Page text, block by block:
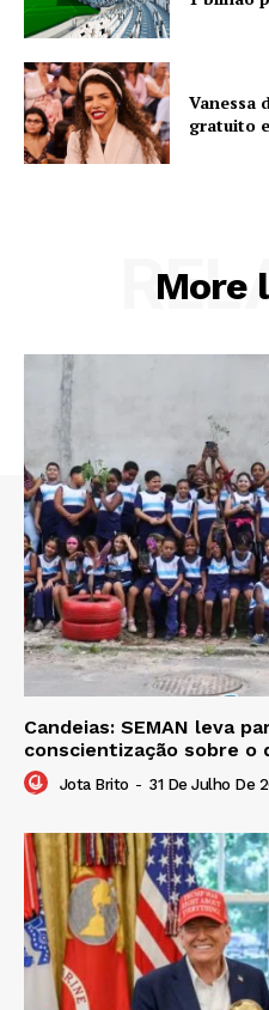
Vanessa
gratuito
More
Candeias: SEMAN leva
conscientização sobre o
Jota Brito - 31 De Julho De